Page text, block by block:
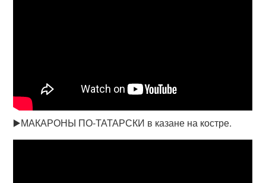
▶️МАКАРОНЫ ПО-ТАТАРСКИ в казане на костре.